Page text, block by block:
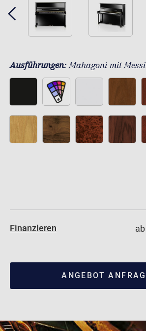
Ausführungen:Mahagoni mit
Finanzieren
ANGEBOT